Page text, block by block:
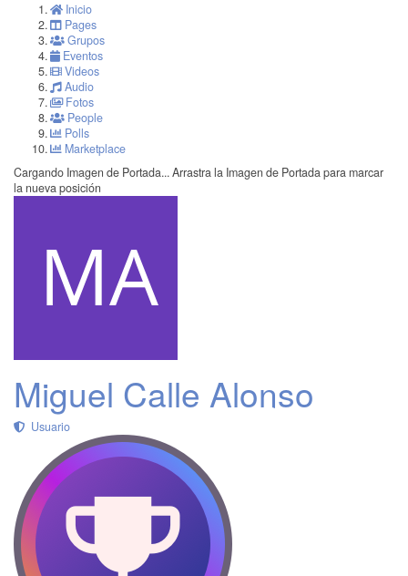
Inicio
Pages
Grupos
Eventos
Videos
Audio
Fotos
People
Polls
Marketplace
Cargando Imagen de Portada... Arrastra la Imagen de Portada para marcar
la nueva posición
Miguel Calle Alonso
Usuario